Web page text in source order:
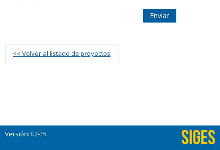
Enviar
<< Volver al listado de proyectos
Versión:3.2-15